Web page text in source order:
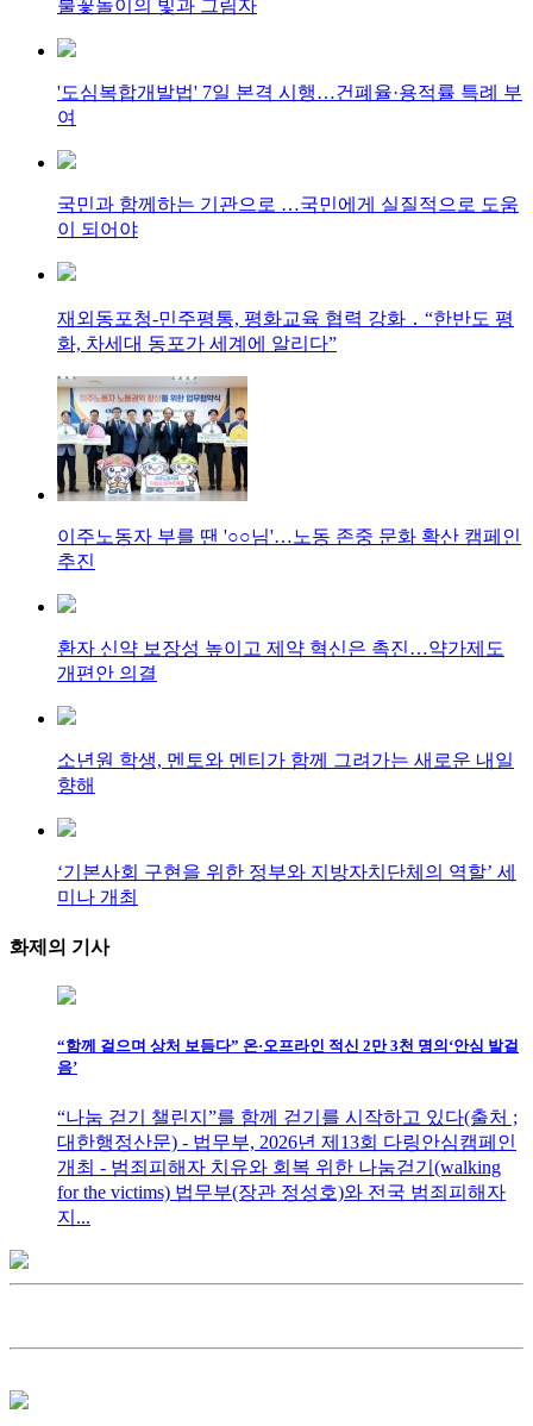
불꽃놀이의 빛과 그림자
'도심복합개발법' 7일 본격 시행…건폐율·용적률 특례 부
여
국민과 함께하는 기관으로 …국민에게 실질적으로 도움
이 되어야
재외동포청-민주평통, 평화교육 협력 강화 ․ “한반도 평
화, 차세대 동포가 세계에 알리다”
이주노동자 부를 땐 '○○님'…노동 존중 문화 확산 캠페인
추진
환자 신약 보장성 높이고 제약 혁신은 촉진…약가제도
개편안 의결
소년원 학생, 멘토와 멘티가 함께 그려가는 새로운 내일
향해
‘기본사회 구현을 위한 정부와 지방자치단체의 역할’ 세
미나 개최
화제의 기사
“함께 걸으며 상처 보듬다” 온·오프라인 적신 2만 3천 명의‘안심 발걸
음’
“나눔 걷기 챌린지”를 함께 걷기를 시작하고 있다(출처 ;
대한행정산문) - 법무부, 2026년 제13회 다링안심캠페인
개최 - 범죄피해자 치유와 회복 위한 나눔걷기(walking
for the victims) 법무부(장관 정성호)와 전국 범죄피해자
지...